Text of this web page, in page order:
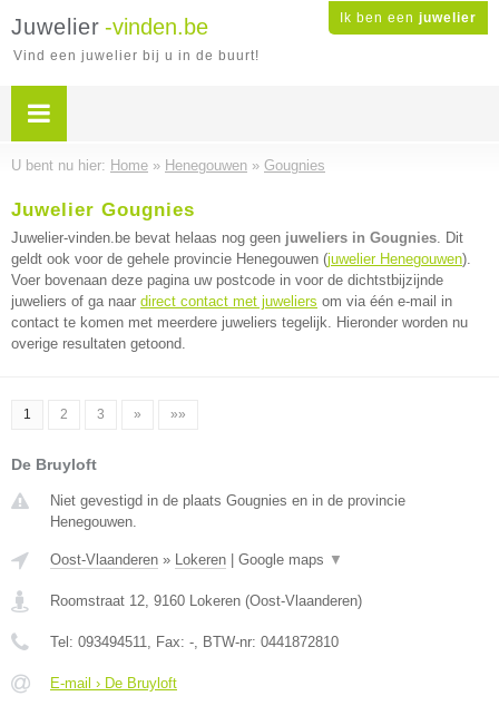
Ik ben een juwelier
Juwelier -vinden.be
Vind een juwelier bij u in de buurt!
U bent nu hier: Home » Henegouwen » Gougnies
Juwelier Gougnies
Juwelier-vinden.be bevat helaas nog geen juweliers in Gougnies. Dit
geldt ook voor de gehele provincie Henegouwen (juwelier Henegouwen).
Voer bovenaan deze pagina uw postcode in voor de dichtstbijzijnde
juweliers of ga naar direct contact met juweliers om via één e-mail in
contact te komen met meerdere juweliers tegelijk. Hieronder worden nu
overige resultaten getoond.
1 2 3 » »»
De Bruyloft
Niet gevestigd in de plaats Gougnies en in de provincie
Henegouwen.
Oost-Vlaanderen » Lokeren Google maps ▼
Roomstraat 12, 9160 Lokeren (Oost-Vlaanderen)
Tel: 093494511, Fax: -, BTW-nr: 0441872810
E-mail › De Bruyloft